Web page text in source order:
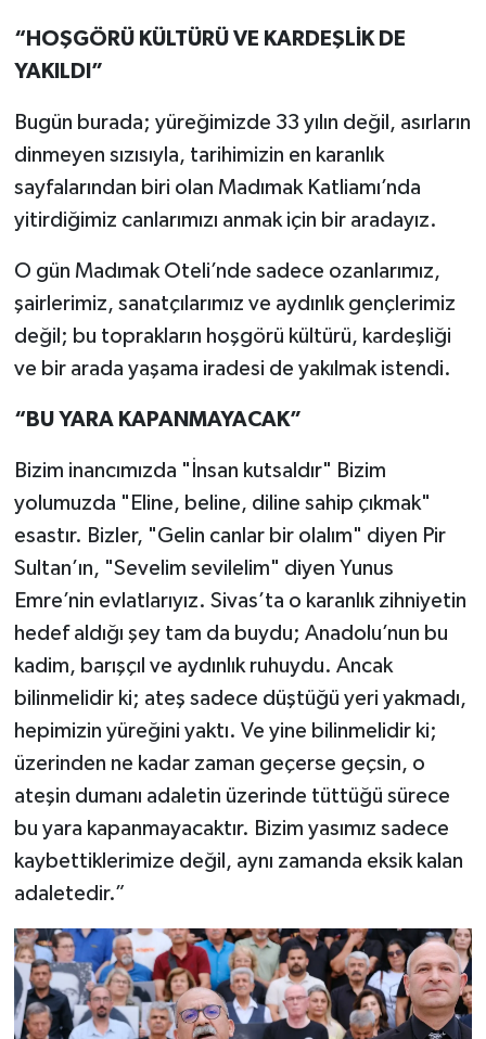
“HOŞGÖRÜ KÜLTÜRÜ VE KARDEŞLİK DE
YAKILDI”
Bugün burada; yüreğimizde 33 yılın değil, asırların
dinmeyen sızısıyla, tarihimizin en karanlık
sayfalarından biri olan Madımak Katliamı’nda
yitirdiğimiz canlarımızı anmak için bir aradayız.
O gün Madımak Oteli’nde sadece ozanlarımız,
şairlerimiz, sanatçılarımız ve aydınlık gençlerimiz
değil; bu toprakların hoşgörü kültürü, kardeşliği
ve bir arada yaşama iradesi de yakılmak istendi.
“BU YARA KAPANMAYACAK”
Bizim inancımızda "İnsan kutsaldır" Bizim
yolumuzda "Eline, beline, diline sahip çıkmak"
esastır. Bizler, "Gelin canlar bir olalım" diyen Pir
Sultan’ın, "Sevelim sevilelim" diyen Yunus
Emre’nin evlatlarıyız. Sivas’ta o karanlık zihniyetin
hedef aldığı şey tam da buydu; Anadolu’nun bu
kadim, barışçıl ve aydınlık ruhuydu. Ancak
bilinmelidir ki; ateş sadece düştüğü yeri yakmadı,
hepimizin yüreğini yaktı. Ve yine bilinmelidir ki;
üzerinden ne kadar zaman geçerse geçsin, o
ateşin dumanı adaletin üzerinde tüttüğü sürece
bu yara kapanmayacaktır. Bizim yasımız sadece
kaybettiklerimize değil, aynı zamanda eksik kalan
adaletedir.”